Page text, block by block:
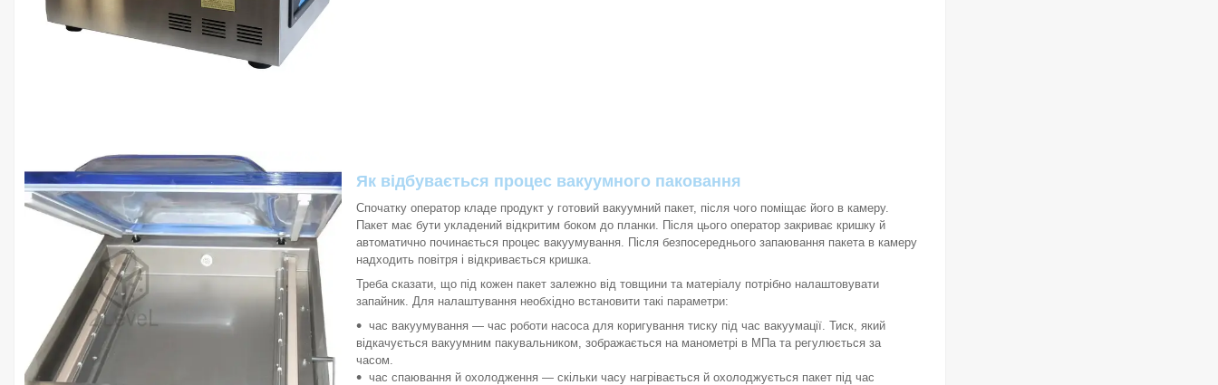
Як відбувається процес вакуумного паковання
Спочатку оператор кладе продукт у готовий вакуумний пакет, після чого поміщає його в камеру.
Пакет має бути укладений відкритим боком до планки. Після цього оператор закриває кришку й
автоматично починається процес вакуумування. Після безпосереднього запаювання пакета в камеру
надходить повітря і відкривається кришка.
Треба сказати, що під кожен пакет залежно від товщини та матеріалу потрібно налаштовувати
запайник. Для налаштування необхідно встановити такі параметри:
час вакуумування — час роботи насоса для коригування тиску під час вакуумації. Тиск, який
відкачується вакуумним пакувальником, зображається на манометрі в МПа та регулюється за
часом.
час спаювання й охолодження — скільки часу нагрівається й охолоджується пакет під час